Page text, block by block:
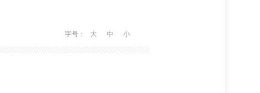
字号： 大 中 小